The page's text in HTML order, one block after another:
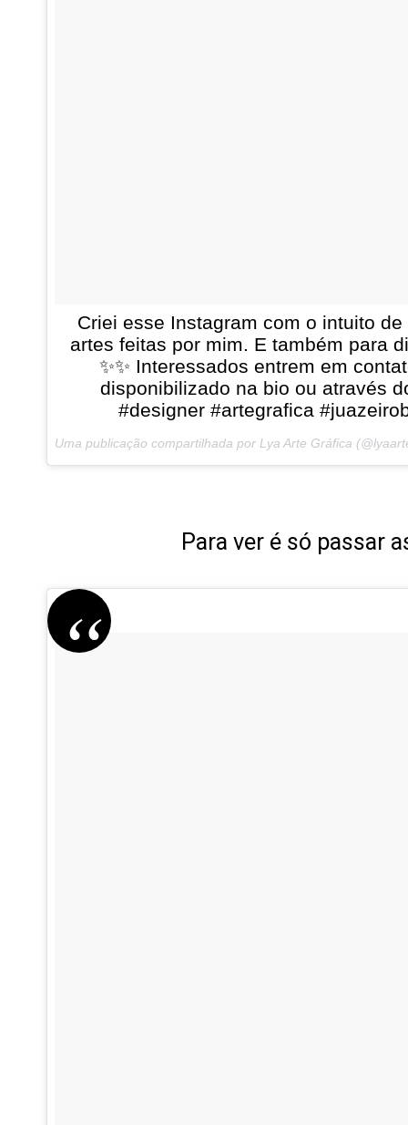
Criei esse Instagram com o intuito
artes feitas por mim. E também para
✨✨ Interessados entrem em
disponibilizado na bio ou através
#designer #artegrafica
Uma publicação compartilhada por Lya Arte Gráfica
Para ver é só passar